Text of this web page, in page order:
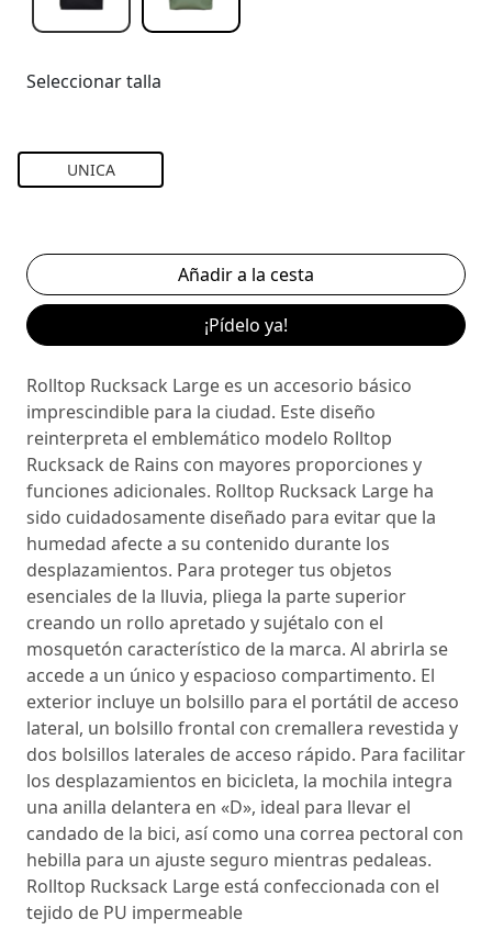
Seleccionar talla
UNICA
¡Pídelo ya!
Rolltop Rucksack Large es un accesorio básico
imprescindible para la ciudad. Este diseño
reinterpreta el emblemático modelo Rolltop
Rucksack de Rains con mayores proporciones y
funciones adicionales. Rolltop Rucksack Large ha
sido cuidadosamente diseñado para evitar que la
humedad afecte a su contenido durante los
desplazamientos. Para proteger tus objetos
esenciales de la lluvia, pliega la parte superior
creando un rollo apretado y sujétalo con el
mosquetón característico de la marca. Al abrirla se
accede a un único y espacioso compartimento. El
exterior incluye un bolsillo para el portátil de acceso
lateral, un bolsillo frontal con cremallera revestida y
dos bolsillos laterales de acceso rápido. Para facilitar
los desplazamientos en bicicleta, la mochila integra
una anilla delantera en «D», ideal para llevar el
candado de la bici, así como una correa pectoral con
hebilla para un ajuste seguro mientras pedaleas.
Rolltop Rucksack Large está confeccionada con el
tejido de PU impermeable